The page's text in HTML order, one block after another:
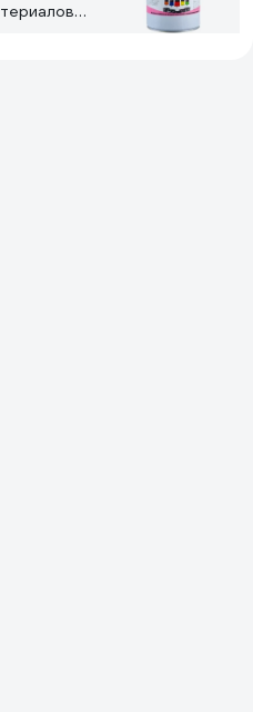
эпоксидную краску,
сохнет быстрее.
И ДВЕРИ
хорошо растушевывается.